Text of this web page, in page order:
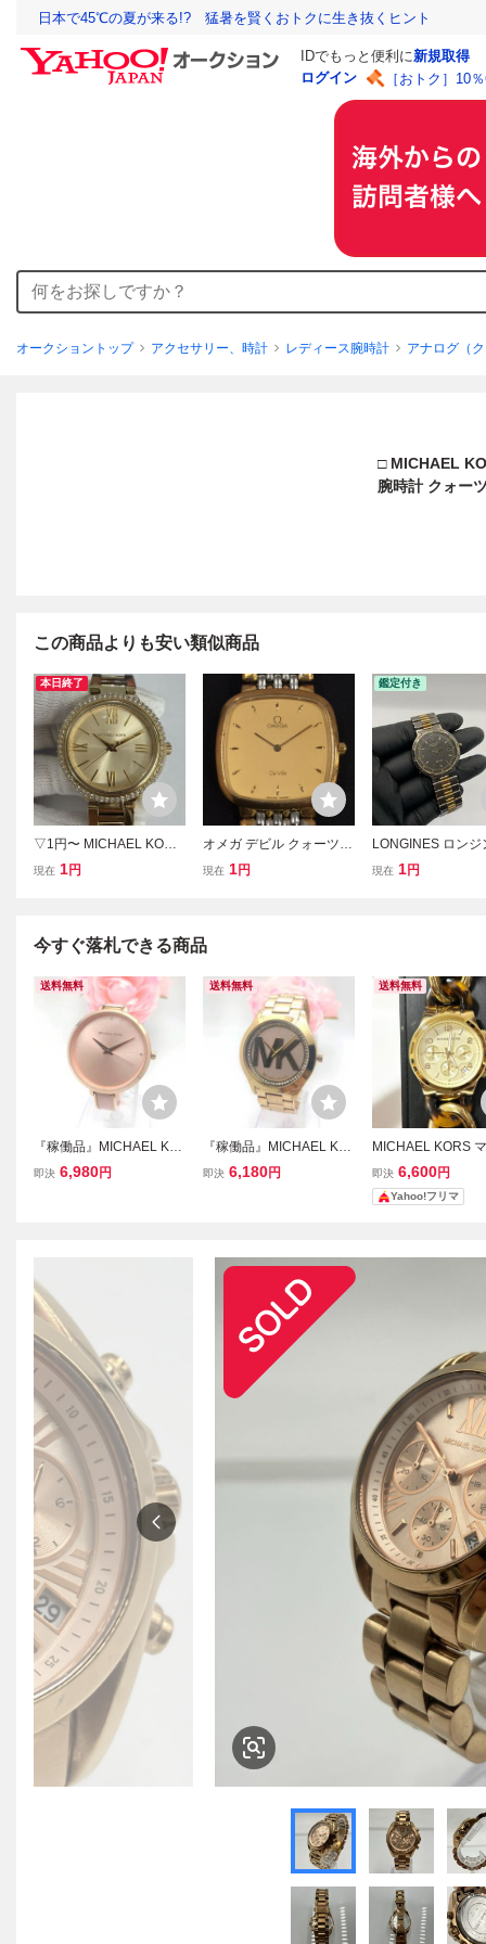
日本で45℃の夏が来る!? 猛暑を賢くおトクに生き抜くヒント
IDでもっと便利に新規取得
ログイン
［おトク］10
オークショントップ アクセサリー、時計 レディース腕時計 アナログ（
□ MICHAEL
腕時計 クォー
この商品よりも安い類似商品
本日終了
▽1円〜 MICHAEL KORS
マイケルコース レディー
465
現在 1円
オメガ デビル クォーツ
腕時計 メンズ スクエアフ
現在 1円
鑑定付き
LONGINES ロンジ
クエスト クォーツ
現在 1円
今すぐ落札できる商品
送料無料
『稼働品』MICHAEL KO
RS マイケルコース★ロー
即決 6,980円
送料無料
『稼働品』MICHAEL KO
RS マイケルコース★MK
即決 6,180円
送料無料
MICHAEL KORS
ルコース MK-4222
ォーツ デイト クロ
フ ゴールド 文字盤
即決 6,600円
Yahoo!フリマ